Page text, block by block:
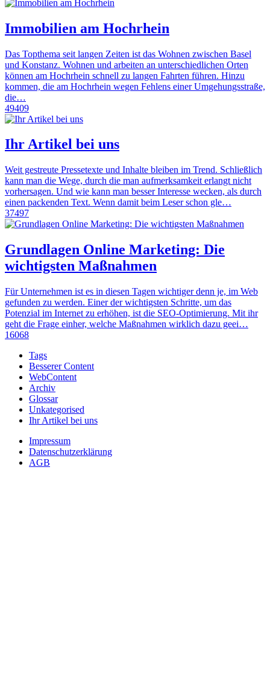
Immobilien am Hochrhein
Das Topthema seit langen Zeiten ist das Wohnen zwischen Basel
und Konstanz. Wohnen und arbeiten an unterschiedlichen Orten
können am Hochrhein schnell zu langen Fahrten führen. Hinzu
kommen, die am Hochrhein wegen Fehlens einer Umgehungsstraße,
die…
49409
Ihr Artikel bei uns
Weit gestreute Pressetexte und Inhalte bleiben im Trend. Schließlich
kann man die Wege, durch die man aufmerksamkeit erlangt nicht
vorhersagen. Und wie kann man besser Interesse wecken, als durch
einen packenden Text. Wenn damit beim Leser schon gle…
37497
Grundlagen Online Marketing: Die
wichtigsten Maßnahmen
Für Unternehmen ist es in diesen Tagen wichtiger denn je, im Web
gefunden zu werden. Einer der wichtigsten Schritte, um das
Potenzial im Internet zu erhöhen, ist die SEO-Optimierung. Mit ihr
geht die Frage einher, welche Maßnahmen wirklich dazu geei…
16068
Tags
Besserer Content
WebContent
Archiv
Glossar
Unkategorised
Ihr Artikel bei uns
Impressum
Datenschutzerklärung
AGB